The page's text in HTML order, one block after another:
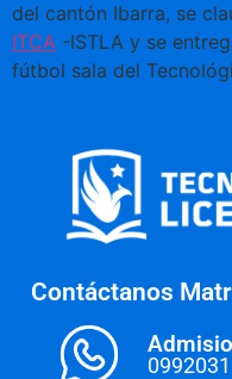
del cantón Ibarra, se
ITCA -ISTLA y se
fútbol sala del
Contáctanos